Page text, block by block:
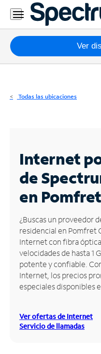
Residencial
Business
Paquetes
Internet
Business
Contáctanos
Inglés
Administrar
cuenta
Encuentra
una
tienda
Ver
Todas las ubicaciones
Internet
de
en
¿Buscas un proveedor
residencial en Pomfret
Internet con fibra
velocidades de hasta 1
potente y confiable.
Internet, los precios
especiales disponibles
Ver ofertas de Internet
Servicio de llamadas